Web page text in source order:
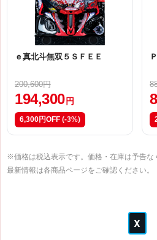
ｅ真北斗無双５ＳＦＥＥ
200,600円
194,300 円
6,300円OFF (-3%)
※価格は税込表示です。価格・在庫は予告な
最新情報は各商品ページをご確認ください。